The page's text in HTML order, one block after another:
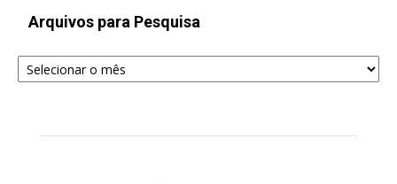
Arquivos para Pesquisa
Arquivos
para